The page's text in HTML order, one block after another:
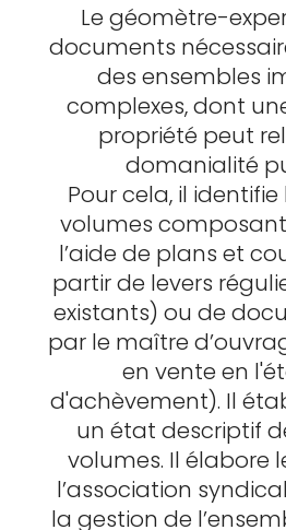
Le géomètre-
documents
des ensembles
complexes, dont
propriété peut
domanialité
Pour cela, il
volumes
l’aide de plans et
partir de levers
existants) ou de
par le maître
en vente en
d'achèvement). Il
un état descriptif
volumes. Il élabore
l’association
la gestion de